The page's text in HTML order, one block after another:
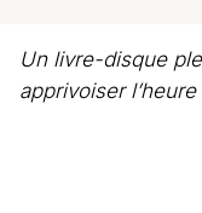
Un livre-disque
apprivoiser